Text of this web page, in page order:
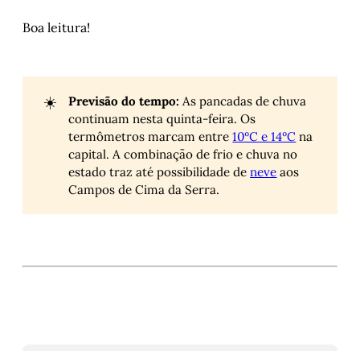
Boa leitura!
☀️ Previsão do tempo: As pancadas de chuva
continuam nesta quinta-feira. Os
termômetros marcam entre10ºC e 14ºC na
capital. A combinação de frio e chuva no
estado traz até possibilidade deneve aos
Campos de Cima da Serra.